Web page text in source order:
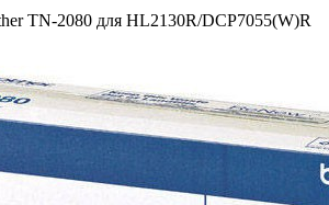
TN-2080 для HL2130R/­DCP7055(W)R